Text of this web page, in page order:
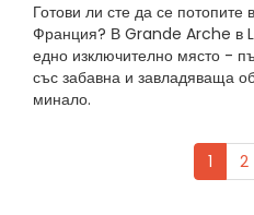
Готови ли сте да се потопите
Франция? В Grande Arche в
едно изключително място -
със забавна и завладяваща
минало.
1 2